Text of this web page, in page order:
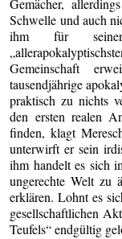
Gemächer,
Schwelle und auch
ihm für seinen
Gemeinschaft
tausendjährige
praktisch zu nichts
den ersten realen
finden, klagt
unterwirft er sein
ihm handelt es sich
ungerechte Welt zu
erklären. Lohnt es
gesellschaftlichen
Teufels“ endgültig